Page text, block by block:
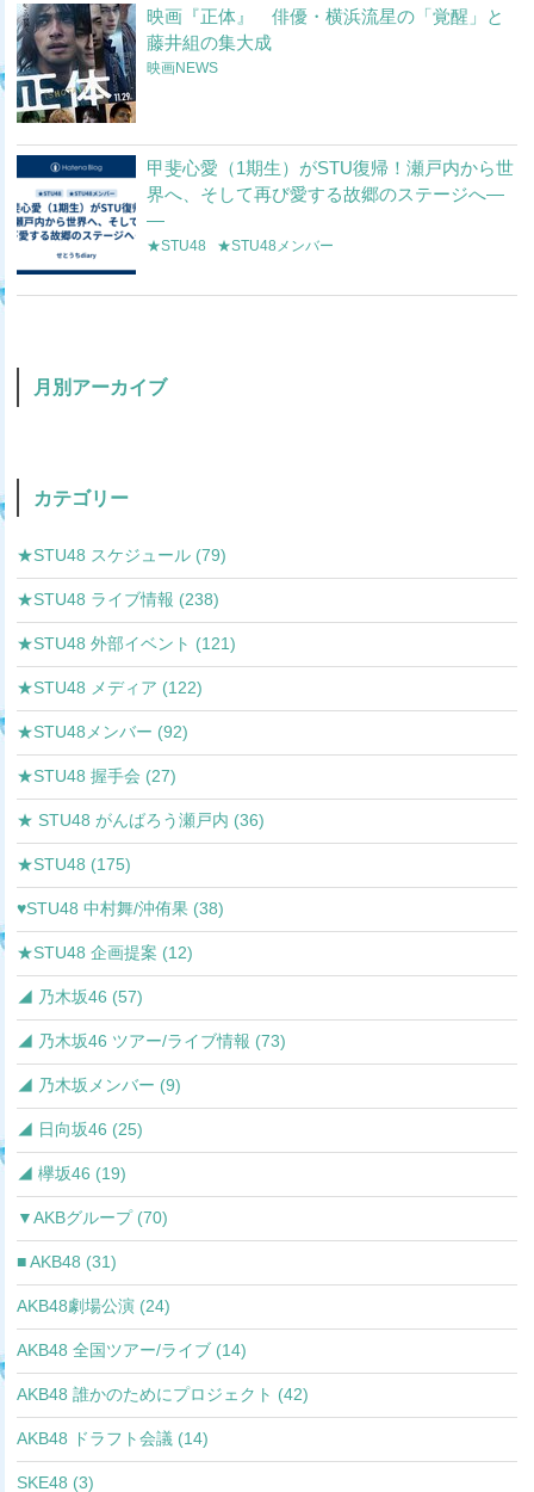
映画『正体』 俳優・横浜流星の「覚醒」と
藤井組の集大成
映画NEWS
甲斐心愛（1期生）がSTU復帰！瀬戸内から世
界へ、そして再び愛する故郷のステージへ―
―
★STU48 ★STU48メンバー
月別アーカイブ
カテゴリー
★STU48 スケジュール (79)
★STU48 ライブ情報 (238)
★STU48 外部イベント (121)
★STU48 メディア (122)
★STU48メンバー (92)
★STU48 握手会 (27)
★ STU48 がんばろう瀬戸内 (36)
★STU48 (175)
♥STU48 中村舞/沖侑果 (38)
★STU48 企画提案 (12)
◢ 乃木坂46 (57)
◢ 乃木坂46 ツアー/ライブ情報 (73)
◢ 乃木坂メンバー (9)
◢ 日向坂46 (25)
◢ 欅坂46 (19)
▼AKBグループ (70)
■ AKB48 (31)
AKB48劇場公演 (24)
AKB48 全国ツアー/ライブ (14)
AKB48 誰かのためにプロジェクト (42)
AKB48 ドラフト会議 (14)
SKE48 (3)